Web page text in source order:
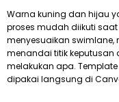
Warna kuning dan hijau
proses mudah diikuti
menyesuaikan swimlane,
menandai titik
melakukan apa.
dipakai langsung di